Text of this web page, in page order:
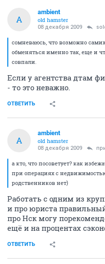
A
ambient
old hamster
08 декабря 2009
сомневаюсь, что возможно
обменяться именно так, еще и
совпали.
Если у агентства дтам
- то это неважно.
ОТВЕТИТЬ
A
ambient
old hamster
08 декабря 2009
а кто, что посоветует? как
при операциях с
родственников нет)
Работать с одним из
и про юриста
про Нск могу
ещё и на процентах
ОТВЕТИТЬ